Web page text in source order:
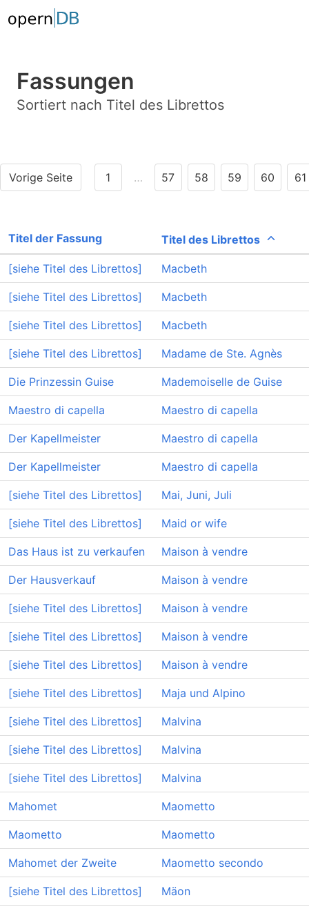
Fassungen
Sortiert nach Titel des Librettos
Vorige Seite 1 … 57 58 59 60 61
Titel der Fassung Titel des Librettos
[siehe Titel des Librettos] Macbeth
[siehe Titel des Librettos] Macbeth
[siehe Titel des Librettos] Macbeth
[siehe Titel des Librettos] Madame de Ste. Agnès
Die Prinzessin Guise Mademoiselle de Guise
Maestro di capella Maestro di capella
Der Kapellmeister Maestro di capella
Der Kapellmeister Maestro di capella
[siehe Titel des Librettos] Mai, Juni, Juli
[siehe Titel des Librettos] Maid or wife
Das Haus ist zu verkaufen Maison à vendre
Der Hausverkauf Maison à vendre
[siehe Titel des Librettos] Maison à vendre
[siehe Titel des Librettos] Maison à vendre
[siehe Titel des Librettos] Maison à vendre
[siehe Titel des Librettos] Maja und Alpino
[siehe Titel des Librettos] Malvina
[siehe Titel des Librettos] Malvina
[siehe Titel des Librettos] Malvina
Mahomet Maometto
Maometto Maometto
Mahomet der Zweite Maometto secondo
[siehe Titel des Librettos] Mäon